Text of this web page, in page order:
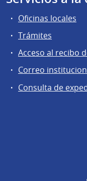
Oficinas locales
Trámites
Acceso al recibo
Correo
Consulta de